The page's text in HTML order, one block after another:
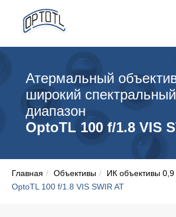
Атермальный
широкий спектральный
диапазон
OptoTL 100 f/1.8 VIS
Главная / Объективы / ИК объективы
OptoTL 100 f/1.8 VIS SWIR AT